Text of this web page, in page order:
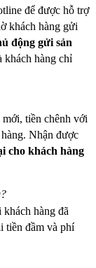
để được hỗ trợ
khách hàng gửi
động gửi sản
khách hàng chỉ
tiền chênh với
Nhận được
cho khách hàng
hàng đã
tiền đầm và phí